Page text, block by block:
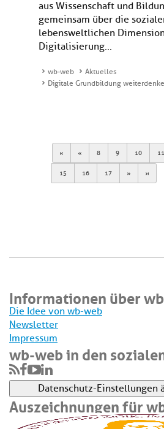
aus Wissenschaft und
gemeinsam über die
lebensweltlichen
Digitalisierung...
wb-web
Aktuelles
Digitale Grundbildung
First Previous
8 9 10 11
15 16 17 Next Last
Informationen über
Die Idee von wb-web
Newsletter
Impressum
wb-web in den
Datenschutz-Einstellungen
Auszeichnungen für